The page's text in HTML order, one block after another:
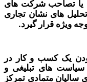
شرکت های
نشان تجاری
گیرد.
سب و کار در
تبلیغی و
متمادی تمرکز